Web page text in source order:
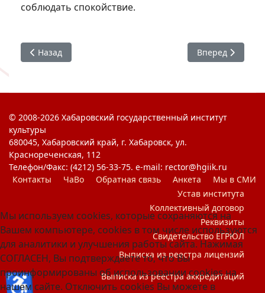
соблюдать спокойствие.
Предыдущий: Материалы Координационного центра
Назад Следующий:
Вперед
© 2008-2026 Хабаровский государственный институт
культуры
680045, Хабаровский край, г. Хабаровск, ул.
Краснореченская, 112
Телефон/Факс: (4212) 56-33-75. e-mail: rector@hgiik.ru
Контакты
ЧаВо Обратная связь Анкета
Мы в СМИ
Устав института
Коллективный договор
Реквизиты
Свидетельство ЕГРЮЛ
Выписка из реестра лицензий
Выписка из реестра аккредитаций
Мы используем cookies, которые сохраняются на
Вашем компьютере, cookies в том числе используются
для аналитики и улучшения работы сайта. Нажимая
СОГЛАСЕН, Вы подтверждаете то, что Вы
проинформированы об использовании cookies на
нашем сайте. Отключить cookies Вы можете в